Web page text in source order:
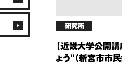
研究所
【近畿大学公開
ょう"（新宮市市